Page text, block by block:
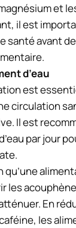
et
il est
santé avant
d’eau
est
circulation
Il est
par jour
qu’une
les
En
les